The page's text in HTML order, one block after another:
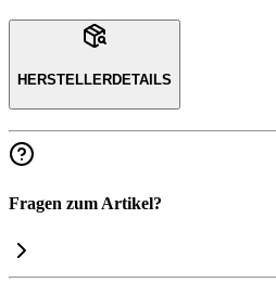
HERSTELLERDETAILS
Fragen zum Artikel?